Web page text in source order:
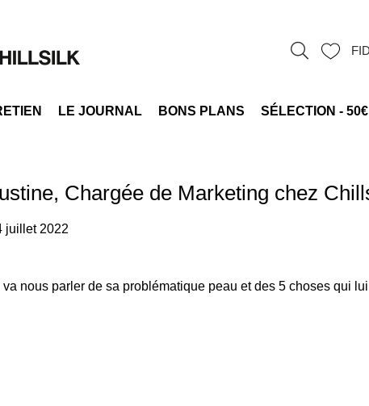
LE JOURNAL BONS PLANS SÉLECTION - 50€
Chargée de Marketing chez
juillet 2022
nous parler de sa problématique peau et des 5 choses qui